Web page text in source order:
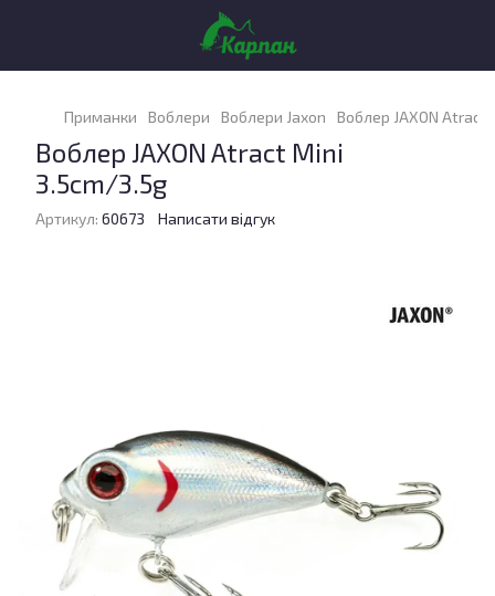
Приманки Воблери Воблери Jaxon Воблер JAXON Atract
Воблер JAXON Atract Mini
3.5cm/3.5g
Артикул: 60673 Написати відгук